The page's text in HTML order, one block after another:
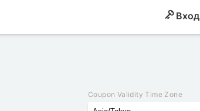
Вход
Coupon Validity Time Zone